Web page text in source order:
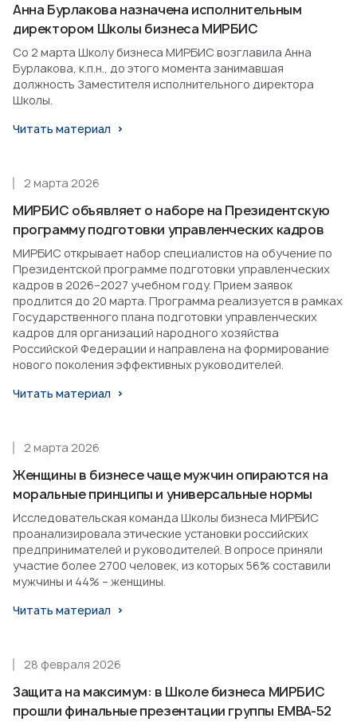
Анна Бурлакова назначена исполнительным
директором Школы бизнеса МИРБИС
Со 2 марта Школу бизнеса МИРБИС возглавила Анна
Бурлакова, к.п.н., до этого момента занимавшая
должность Заместителя исполнительного директора
Школы.
Читать материал
МИРБИС объявляет о наборе на Президентскую
программу подготовки управленческих кадров
2 марта 2026
МИРБИС открывает набор специалистов на обучение по
Президентской программе подготовки управленческих
кадров в 2026–2027 учебном году. Прием заявок
продлится до 20 марта. Программа реализуется в рамках
Государственного плана подготовки управленческих
кадров для организаций народного хозяйства
Российской Федерации и направлена на формирование
нового поколения эффективных руководителей.
Читать материал
Женщины в бизнесе чаще мужчин опираются на
моральные принципы и универсальные нормы
2 марта 2026
Исследовательская команда Школы бизнеса МИРБИС
проанализировала этические установки российских
предпринимателей и руководителей. В опросе приняли
участие более 2700 человек, из которых 56% составили
мужчины и 44% – женщины.
Читать материал
Защита на максимум: в Школе бизнеса МИРБИС
прошли финальные презентации группы EMBA-52
28 февраля 2026